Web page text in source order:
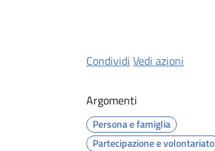
Condividi Vedi azioni
Argomenti
Persona e famiglia
Partecipazione e volontariato